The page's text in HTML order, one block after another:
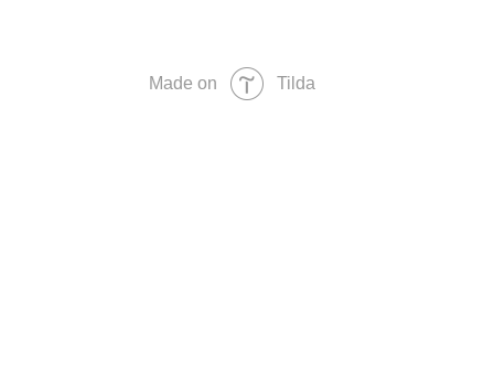
Made on Tilda